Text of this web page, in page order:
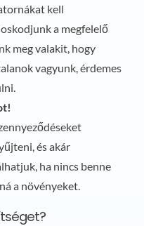
kell
a megfelelő
meg valakit, hogy
vagyunk, érdemes
és akár
ha nincs benne
a növényeket.